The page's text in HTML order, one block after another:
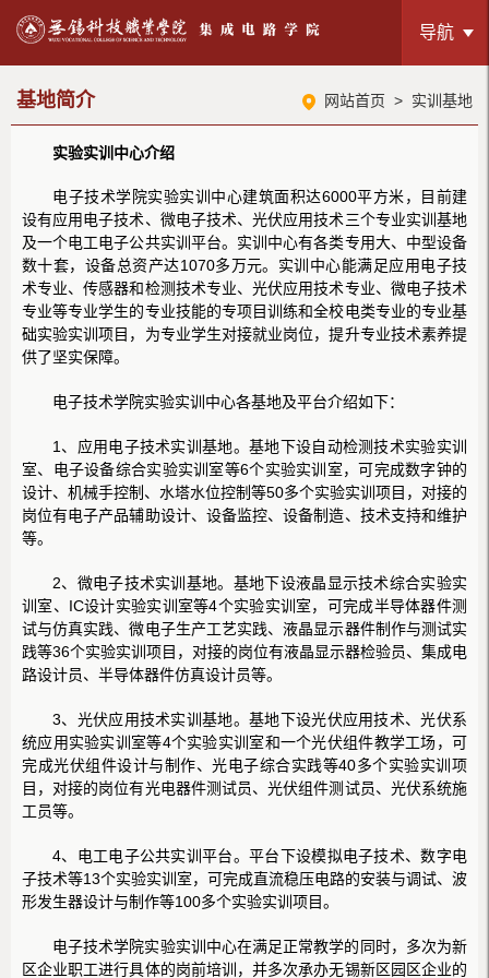
导航
基地简介 网站首页 > 实训基地
实验实训中心介绍
电子技术学院实验实训中心建筑面积达6000平方米，目前建
设有应用电子技术、微电子技术、光伏应用技术三个专业实训基地
及一个电工电子公共实训平台。实训中心有各类专用大、中型设备
数十套，设备总资产达1070多万元。实训中心能满足应用电子技
术专业、传感器和检测技术专业、光伏应用技术专业、微电子技术
专业等专业学生的专业技能的专项目训练和全校电类专业的专业基
础实验实训项目，为专业学生对接就业岗位，提升专业技术素养提
供了坚实保障。
电子技术学院实验实训中心各基地及平台介绍如下：
1、应用电子技术实训基地。基地下设自动检测技术实验实训
室、电子设备综合实验实训室等6个实验实训室，可完成数字钟的
设计、机械手控制、水塔水位控制等50多个实验实训项目，对接的
岗位有电子产品辅助设计、设备监控、设备制造、技术支持和维护
等。
2、微电子技术实训基地。基地下设液晶显示技术综合实验实
训室、IC设计实验实训室等4个实验实训室，可完成半导体器件测
试与仿真实践、微电子生产工艺实践、液晶显示器件制作与测试实
践等36个实验实训项目，对接的岗位有液晶显示器检验员、集成电
路设计员、半导体器件仿真设计员等。
3、光伏应用技术实训基地。基地下设光伏应用技术、光伏系
统应用实验实训室等4个实验实训室和一个光伏组件教学工场，可
完成光伏组件设计与制作、光电子综合实践等40多个实验实训项
目，对接的岗位有光电器件测试员、光伏组件测试员、光伏系统施
工员等。
4、电工电子公共实训平台。平台下设模拟电子技术、数字电
子技术等13个实验实训室，可完成直流稳压电路的安装与调试、波
形发生器设计与制作等100多个实验实训项目。
电子技术学院实验实训中心在满足正常教学的同时，多次为新
区企业职工进行具体的岗前培训，并多次承办无锡新区园区企业的